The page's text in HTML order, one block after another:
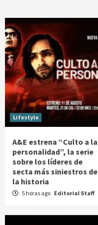
Lifestyle
A&E estrena “Culto a la
personalidad”, la serie
sobre los líderes de
secta más siniestros de
la historia
5 horas ago Editorial Staff